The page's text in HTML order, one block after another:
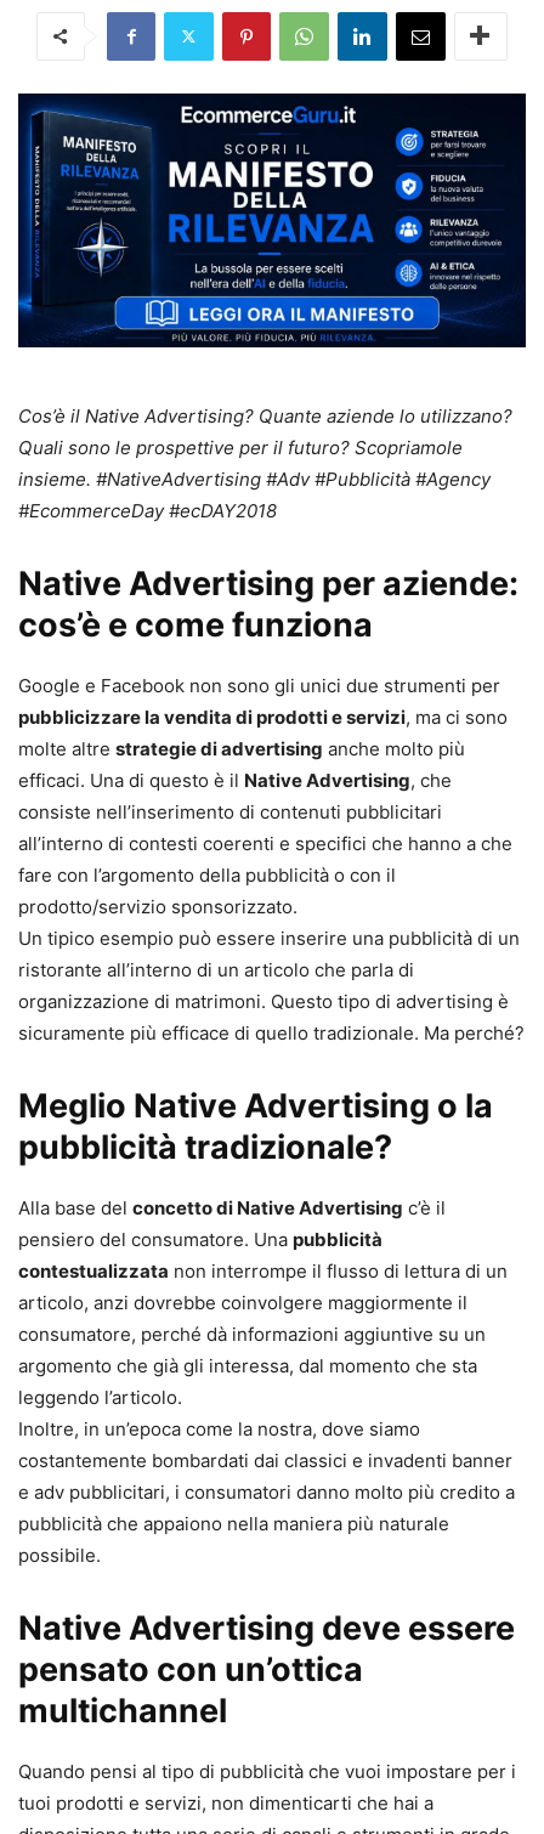
Cos’è il Native Advertising? Quante aziende lo utilizzano?
Quali sono le prospettive per il futuro? Scopriamole
insieme. #NativeAdvertising #Adv #Pubblicità #Agency
#EcommerceDay #ecDAY2018
Native Advertising per aziende:
cos’è e come funziona
Google e Facebook non sono gli unici due strumenti per
pubblicizzare la vendita di prodotti e servizi, ma ci sono
molte altre strategie di advertising anche molto più
efficaci. Una di questo è il Native Advertising, che
consiste nell’inserimento di contenuti pubblicitari
all’interno di contesti coerenti e specifici che hanno a che
fare con l’argomento della pubblicità o con il
prodotto/servizio sponsorizzato.
Un tipico esempio può essere inserire una pubblicità di un
ristorante all’interno di un articolo che parla di
organizzazione di matrimoni. Questo tipo di advertising è
sicuramente più efficace di quello tradizionale. Ma perché?
Meglio Native Advertising o la
pubblicità tradizionale?
Alla base del concetto di Native Advertising c’è il
pensiero del consumatore. Una pubblicità
contestualizzata non interrompe il flusso di lettura di un
articolo, anzi dovrebbe coinvolgere maggiormente il
consumatore, perché dà informazioni aggiuntive su un
argomento che già gli interessa, dal momento che sta
leggendo l’articolo.
Inoltre, in un’epoca come la nostra, dove siamo
costantemente bombardati dai classici e invadenti banner
e adv pubblicitari, i consumatori danno molto più credito a
pubblicità che appaiono nella maniera più naturale
possibile.
Native Advertising deve essere
pensato con un’ottica
multichannel
Quando pensi al tipo di pubblicità che vuoi impostare per i
tuoi prodotti e servizi, non dimenticarti che hai a